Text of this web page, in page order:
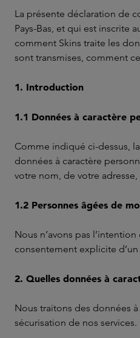
La présente déclaration de
Pays-Bas, et qui est inscrite
comment Skins traite les
sont transmises, comment
1. Introduction
1.1 Données à caractère
Comme indiqué ci-dessus,
données à caractère
votre nom, de votre
1.2 Personnes âgées de
Nous n’avons pas
consentement explicite
2. Quelles données à
Nous traitons des données
sécurisation de nos